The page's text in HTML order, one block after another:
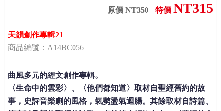
原價 NT350 特價 NT315
天韻創作專輯21
商品編號：A14BC056
曲風多元的經文創作專輯。
〈生命中的雲彩〉、〈他們都知道〉取材自聖經舊約的故
事，史詩音樂劇的風格，氣勢盪氣迴腸。其餘取材自詩篇、